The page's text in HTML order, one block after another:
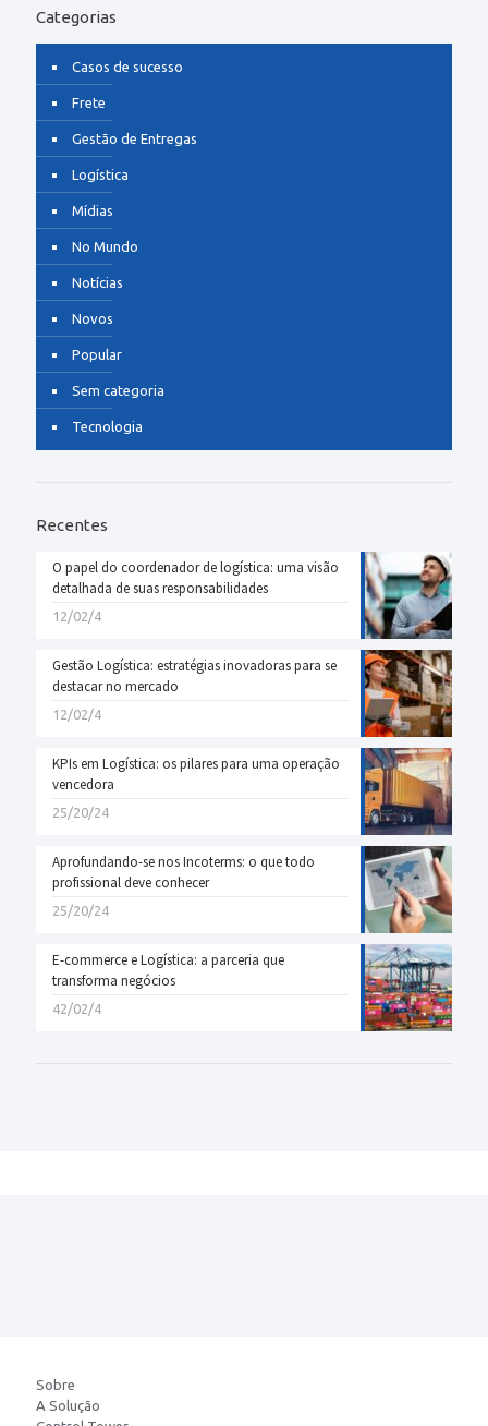
Categorias
Casos de sucesso
Frete
Gestão de Entregas
Logística
Mídias
No Mundo
Notícias
Novos
Popular
Sem categoria
Tecnologia
Recentes
O papel do coordenador de logística: uma visão
detalhada de suas responsabilidades
12/02/4
Gestão Logística: estratégias inovadoras para se
destacar no mercado
12/02/4
KPIs em Logística: os pilares para uma operação
vencedora
25/20/24
Aprofundando-se nos Incoterms: o que todo
profissional deve conhecer
25/20/24
E-commerce e Logística: a parceria que
transforma negócios
42/02/4
Sobre
A Solução